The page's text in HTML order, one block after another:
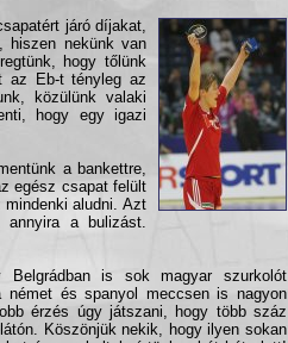
járó díjakat,
hiszen nekünk van
hogy tőlünk
az Eb-t tényleg az
közülünk valaki
hogy egy igazi
a bankettre,
egész csapat felült
aludni. Azt
a bulizást.
Belgrádban is sok magyar szurkolót
német és spanyol meccsen is nagyon
érzés úgy játszani, hogy több száz
Köszönjük nekik, hogy ilyen sokan